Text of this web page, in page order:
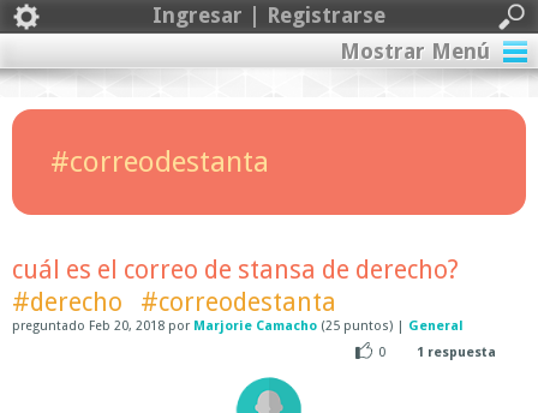
Ingresar | Registrarse
Mostrar Menú
#correodestanta
cuál es el correo de stansa de derecho?
#derecho
#correodestanta
preguntado Feb 20, 2018 por Marjorie Camacho (25 puntos) | General
0
1 respuesta